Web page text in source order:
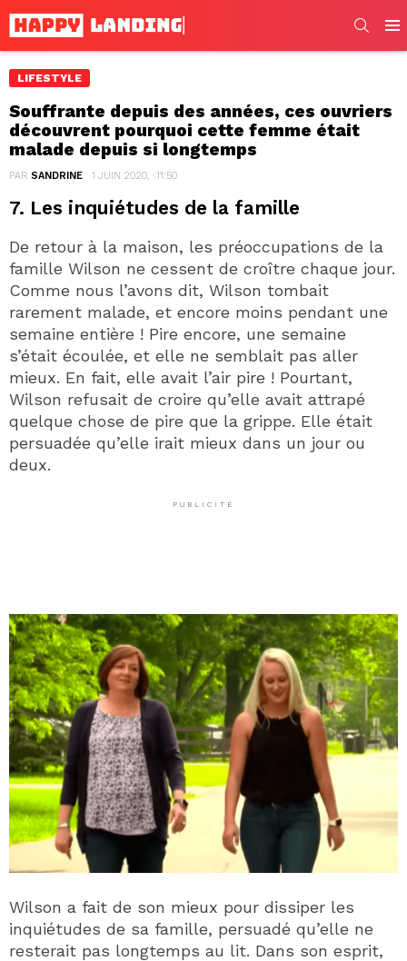
LIFESTYLE
Souffrante depuis des années, ces ouvriers
découvrent pourquoi cette femme était
malade depuis si longtemps
PAR SANDRINE 1 JUIN 2020, · 11:50
7. Les inquiétudes de la famille
De retour à la maison, les préoccupations de la
famille Wilson ne cessent de croître chaque jour.
Comme nous l’avons dit, Wilson tombait
rarement malade, et encore moins pendant une
semaine entière ! Pire encore, une semaine
s’était écoulée, et elle ne semblait pas aller
mieux. En fait, elle avait l’air pire ! Pourtant,
Wilson refusait de croire qu’elle avait attrapé
quelque chose de pire que la grippe. Elle était
persuadée qu’elle irait mieux dans un jour ou
deux.
PUBLICITÉ
Wilson a fait de son mieux pour dissiper les
inquiétudes de sa famille, persuadé qu’elle ne
resterait pas longtemps au lit. Dans son esprit,